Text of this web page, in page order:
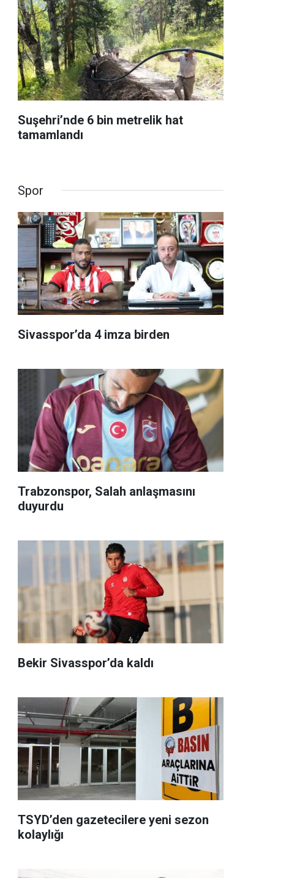
Suşehri’nde 6 bin metrelik hat
tamamlandı
Spor
Sivasspor’da 4 imza birden
Trabzonspor, Salah anlaşmasını
duyurdu
Bekir Sivasspor’da kaldı
TSYD’den gazetecilere yeni sezon
kolaylığı